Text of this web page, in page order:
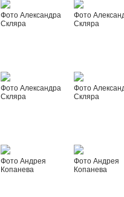
Фото Александра
Скляра
Фото
Скляра
Фото Александра
Скляра
Фото
Скляра
Фото Андрея
Копанева
Фото Андрея
Копанева